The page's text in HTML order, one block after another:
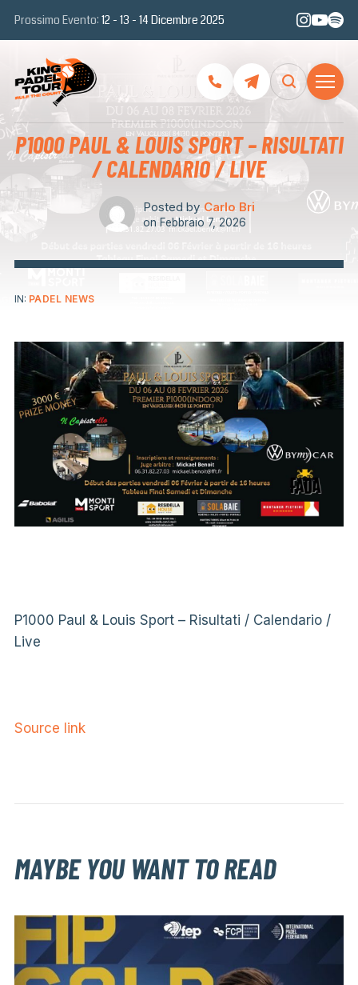
Prossimo Evento: 12 - 13 - 14 Dicembre 2025
P1000 PAUL & LOUIS SPORT – RISULTATI
/ CALENDARIO / LIVE
Posted by Carlo Bri
on Febbraio 7, 2026
IN: PADEL NEWS
P1000 Paul & Louis Sport – Risultati / Calendario /
Live
Source link
MAYBE YOU WANT TO READ